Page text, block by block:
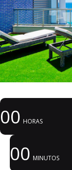
00 HORAS
00 MINUTOS